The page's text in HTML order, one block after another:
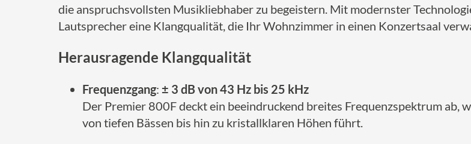
die anspruchsvollsten Musikliebhaber zu begeistern. Mit modernster
Lautsprecher eine Klangqualität, die Ihr Wohnzimmer in einen Konzertsaal
Herausragende Klangqualität
Frequenzgang: ± 3 dB von 43 Hz bis 25 kHz
Der Premier 800F deckt ein beeindruckend breites Frequenzspektrum ab,
von tiefen Bässen bis hin zu kristallklaren Höhen führt.